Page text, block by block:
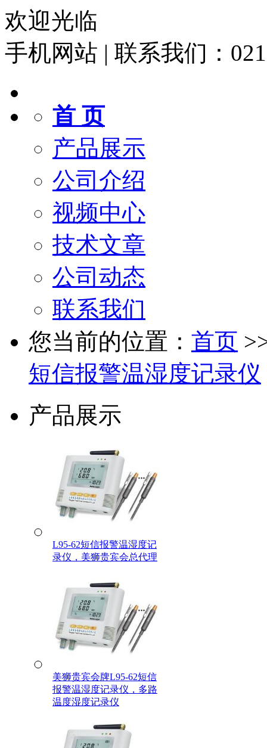
欢迎光临
手机网站 | 联系我们：
首 页
产品展示
公司介绍
视频中心
技术文章
公司动态
联系我们
您当前的位置： 首页
短信报警温湿度记录仪
产品展示
L95-62短信报警温湿度记
录仪，美狮贵宾会总代理
美狮贵宾会牌L95-62短信
报警温湿度记录仪，多路
温度湿度记录仪